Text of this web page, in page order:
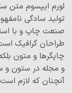
ایپسوم متن
سادگی نامفهوم از
چاپ و با استفاده
گرافیک است.
و متون بلکه
در ستون و سطر
که لازم است.